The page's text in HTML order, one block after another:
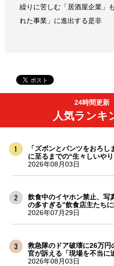
繰りに苦しむ「居酒屋企業」
れた事業」に進出する是非
24時間更新
人気ランキ
「ズボンとパンツをおろ
に至るまでの“生々しいや
2026年08月03日
飲食中のイヤホン禁止、
の多すぎる”飲食店主たち
2026年07月29日
救急隊のドア破壊に26万円
官が訴える「現場を不当に
2026年08月03日